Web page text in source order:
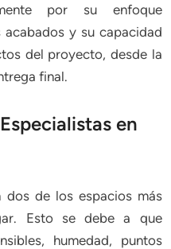
por su enfoque
y su capacidad
del proyecto, desde la
final.
en
de los espacios más
Esto se debe a que
humedad, puntos